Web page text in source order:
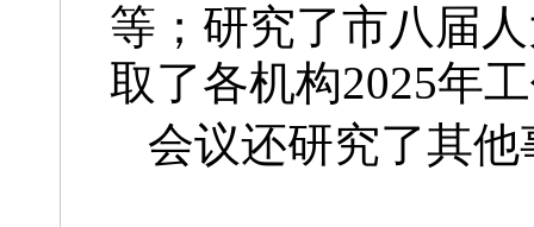
等；研究了市八届
取了各机构2025年
会议还研究了其